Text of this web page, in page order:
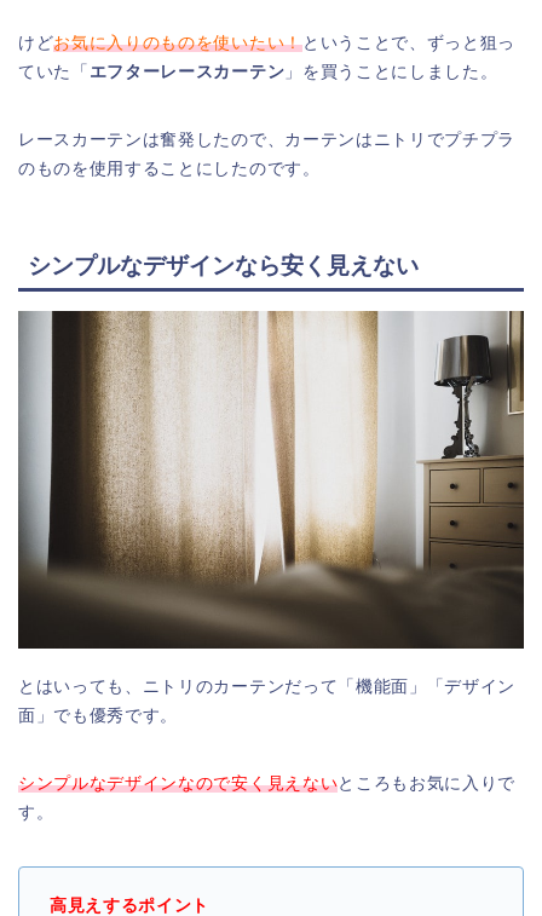
けどお気に入りのものを使いたい！ということで、ずっと狙っ
ていた「 エフターレースカーテン 」を買うことにしました。
レースカーテンは奮発したので、カーテンはニトリでプチプラ
のものを使用することにしたのです。
シンプルなデザインなら安く見えない
とはいっても、ニトリのカーテンだって「機能面」「デザイン
面」でも優秀です。
シンプルなデザインなので安く見えないところもお気に入りで
す。
高見えするポイント